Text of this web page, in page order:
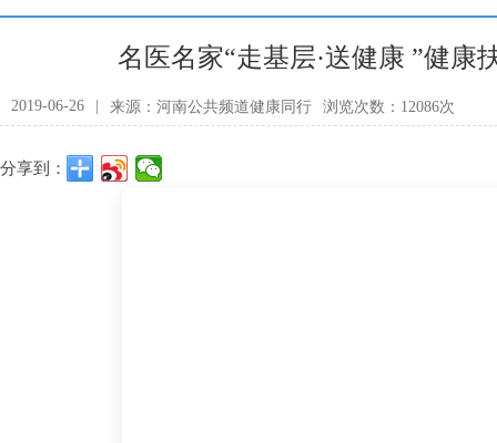
名医名家“走基层·送健康 ”健康
2019-06-26 来源：河南公共频道健康同行 浏览次数：12086次
分享到：